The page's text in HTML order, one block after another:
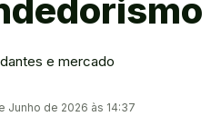
e mercado
Junho de 2026 às 14:37